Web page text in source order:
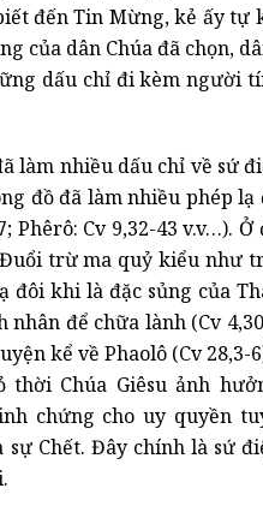
đến Tin Mừng, kẻ ấy tự
của dân Chúa đã chọn,
dấu chỉ đi kèm người
làm nhiều dấu chỉ về sứ
đồ đã làm nhiều phép
Phêrô: Cv 9,32-43 v.v…).
trừ ma quỷ kiểu như
đôi khi là đặc sủng của
nhân để chữa lành (Cv
kể về Phaolô (Cv 28,3-
Chúa Giêsu ảnh
chứng cho uy quyền
Chết. Đây chính là sứ